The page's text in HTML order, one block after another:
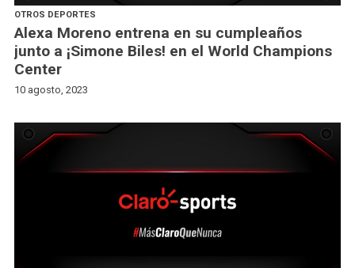
OTROS DEPORTES
Alexa Moreno entrena en su cumpleaños
junto a ¡Simone Biles! en el World Champions
Center
10 agosto, 2023